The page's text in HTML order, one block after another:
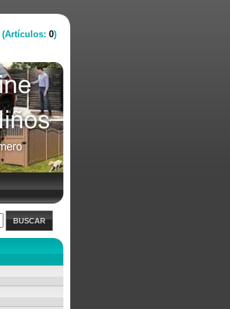
BUSCAR
(Artículos: 0)